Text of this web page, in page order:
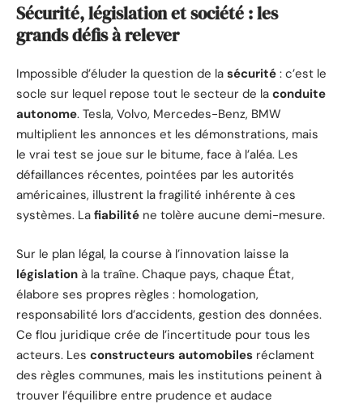
Sécurité, législation et société : les
grands défis à relever
Impossible d’éluder la question de la sécurité : c’est le
socle sur lequel repose tout le secteur de la conduite
autonome. Tesla, Volvo, Mercedes-Benz, BMW
multiplient les annonces et les démonstrations, mais
le vrai test se joue sur le bitume, face à l’aléa. Les
défaillances récentes, pointées par les autorités
américaines, illustrent la fragilité inhérente à ces
systèmes. La fiabilité ne tolère aucune demi-mesure.
Sur le plan légal, la course à l’innovation laisse la
législation à la traîne. Chaque pays, chaque État,
élabore ses propres règles : homologation,
responsabilité lors d’accidents, gestion des données.
Ce flou juridique crée de l’incertitude pour tous les
acteurs. Les constructeurs automobiles réclament
des règles communes, mais les institutions peinent à
trouver l’équilibre entre prudence et audace